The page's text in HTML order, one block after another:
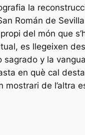
la
Román de
del món que
es llegeixen
y la
en què cal
de l’altra